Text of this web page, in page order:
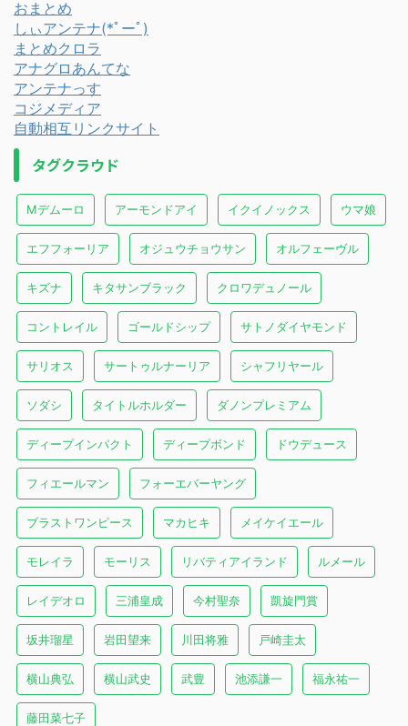
おまとめ
しぃアンテナ(*ﾟーﾟ)
まとめクロラ
アナグロあんてな
アンテナっす
コジメディア
自動相互リンクサイト
タグクラウド
Mデムーロ アーモンドアイ イクイノックス ウマ娘
エフフォーリア オジュウチョウサン オルフェーヴル
キズナ キタサンブラック クロワデュノール
コントレイル ゴールドシップ サトノダイヤモンド
サリオス サートゥルナーリア シャフリヤール
ソダシ タイトルホルダー ダノンプレミアム
ディープインパクト ディープボンド ドウデュース
フィエールマン フォーエバーヤング
ブラストワンピース マカヒキ メイケイエール
モレイラ モーリス リバティアイランド ルメール
レイデオロ 三浦皇成 今村聖奈 凱旋門賞
坂井瑠星 岩田望来 川田将雅 戸崎圭太
横山典弘 横山武史 武豊 池添謙一 福永祐一
藤田菜七子